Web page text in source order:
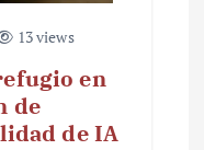
13 views
en
de
de IA